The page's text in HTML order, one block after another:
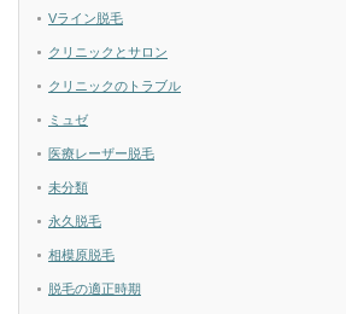
Vライン脱毛
クリニックとサロン
クリニックのトラブル
ミュゼ
医療レーザー脱毛
未分類
永久脱毛
相模原脱毛
脱毛の適正時期